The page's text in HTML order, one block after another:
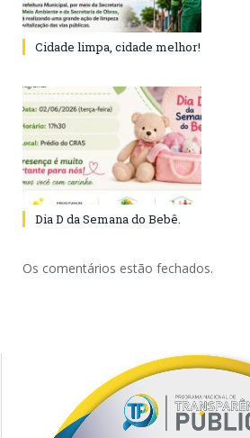
Cidade limpa, cidade melhor!
Dia D da Semana do Bebê.
Os comentários estão fechados.